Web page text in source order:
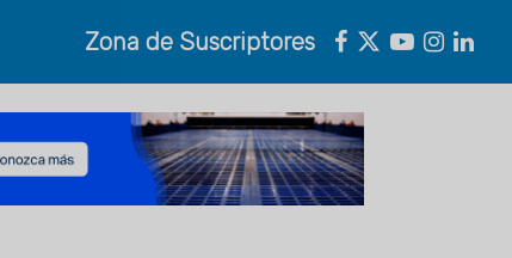
Zona de Suscriptores